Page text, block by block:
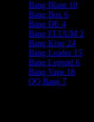
Bang Blaze 10
Bang Box 6
Bang DE 4
Bang FLUUM 2
Bang King 24
Bang Leader 15
Bang Legend 6
Bang Vape 18
QQ Bang 7